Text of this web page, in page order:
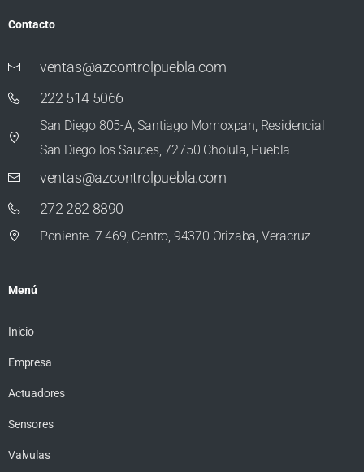
Contacto
ventas@azcontrolpuebla.com
222 514 5066
San Diego 805-A, Santiago Momoxpan, Residencial
San Diego los Sauces, 72750 Cholula, Puebla
ventas@azcontrolpuebla.com
272 282 8890
Poniente. 7 469, Centro, 94370 Orizaba, Veracruz
Menú
Inicio
Empresa
Actuadores
Sensores
Valvulas